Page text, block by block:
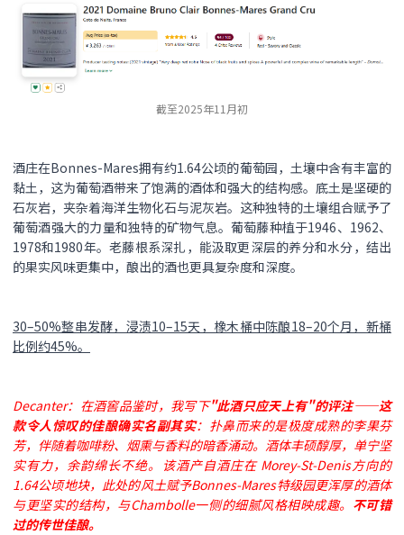
截至2025年11月初
酒庄在Bonnes-Mares拥有约1.64公顷的葡萄园，土壤中含有丰富的
黏土，这为葡萄酒带来了饱满的酒体和强大的结构感。底土是坚硬的
石灰岩，夹杂着海洋生物化石与泥灰岩。这种独特的土壤组合赋予了
葡萄酒强大的力量和独特的矿物气息。葡萄藤种植于1946、1962、
1978和1980年。老藤根系深扎，能汲取更深层的养分和水分，结出
的果实风味更集中，酿出的酒也更具复杂度和深度。
30–50%整串发酵，浸渍10–15天，橡木桶中陈酿18–20个月，新桶
比例约45%。
Decanter：在酒窖品鉴时，我写下"此酒只应天上有"的评注——这
款令人惊叹的佳酿确实名副其实：扑鼻而来的是极度成熟的李果芬
芳，伴随着咖啡粉、烟熏与香料的暗香涌动。酒体丰硕醇厚，单宁坚
实有力，余韵绵长不绝。该酒产自酒庄在 Morey-St-Denis方向的
1.64公顷地块，此处的风土赋予Bonnes-Mares特级园更浑厚的酒体
与更坚实的结构，与Chambolle一侧的细腻风格相映成趣。 不可错
过的传世佳酿。